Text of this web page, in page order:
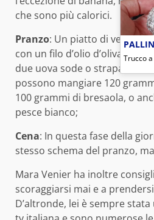
che sono più calorici.
Pranzo: Un piatto di verdure
con un filo d’olio d’oliva a
due uova sode o strapazzate.
possono mangiare 120
100 grammi di bresaola, o
pesce bianco;
Cena: In questa fase della
stesso schema del pranzo,
Mara Venier ha inoltre
scoraggiarsi mai e a
D’altronde, lei è sempre
Trucco